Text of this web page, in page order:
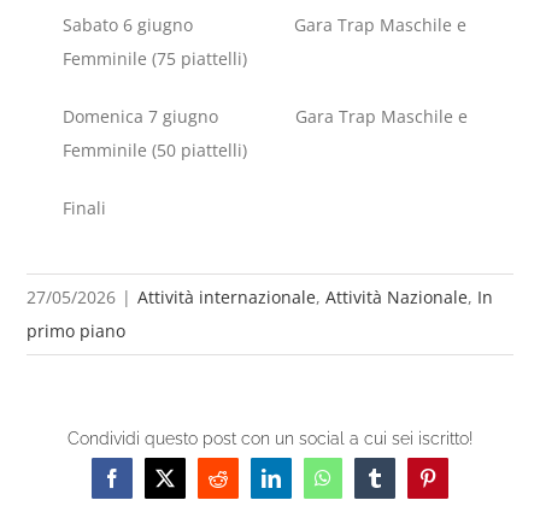
Sabato 6 giugno Gara Trap Maschile e
Femminile (75 piattelli)
Domenica 7 giugno Gara Trap Maschile e
Femminile (50 piattelli)
Finali
27/05/2026 | Attività internazionale,Attività Nazionale, In
primo piano
Condividi questo post con un social a cui sei iscritto!
Facebook
X RedditLinkedInWhatsAppTumblrPinterest